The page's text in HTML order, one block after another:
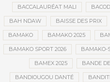
BACCALAURÉAT MALI
BAH NDAW BAISSE DES PRIX
BAMAKO BAMAKO 2025
BAMAKO SPORT 2026 BAMAKO-
BAMEX 2025 BANDE
BANDIOUGOU DANTÉ